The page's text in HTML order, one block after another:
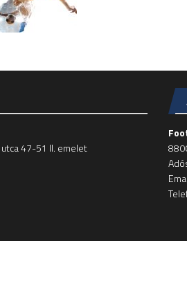
47-51 II. emelet